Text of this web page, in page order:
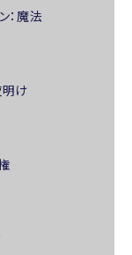
：魔法
明け